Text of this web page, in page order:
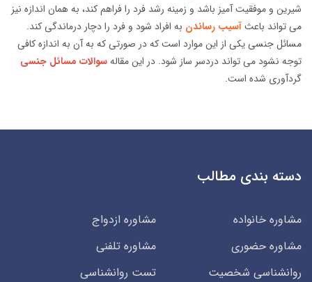
شیرین و موفقیت آمیز باشد و زمینه رشد فرد را فراهم کند، به همان اندازه نیز
می تواند باعثآسیب رساندن به افراد شود و فرد را دچار درماندگی کند.
مسائل جنسی یکی از این موارد است که در صورتی که به آن به اندازه کافی
توجه نشود می تواند دردسر ساز شود. در این مقالهسوالات مسائل جنسی
گردآوری شده است.
دسته بندی مطالب
مشاوره خانواده
مشاوره ازدواج
مشاوره حضوری
مشاوره تلفنی
روانشناسی شخصیت
تست روانشناسی